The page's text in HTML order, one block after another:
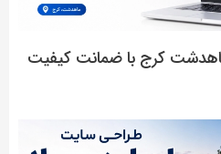
کرج با ضمانت کیفیت